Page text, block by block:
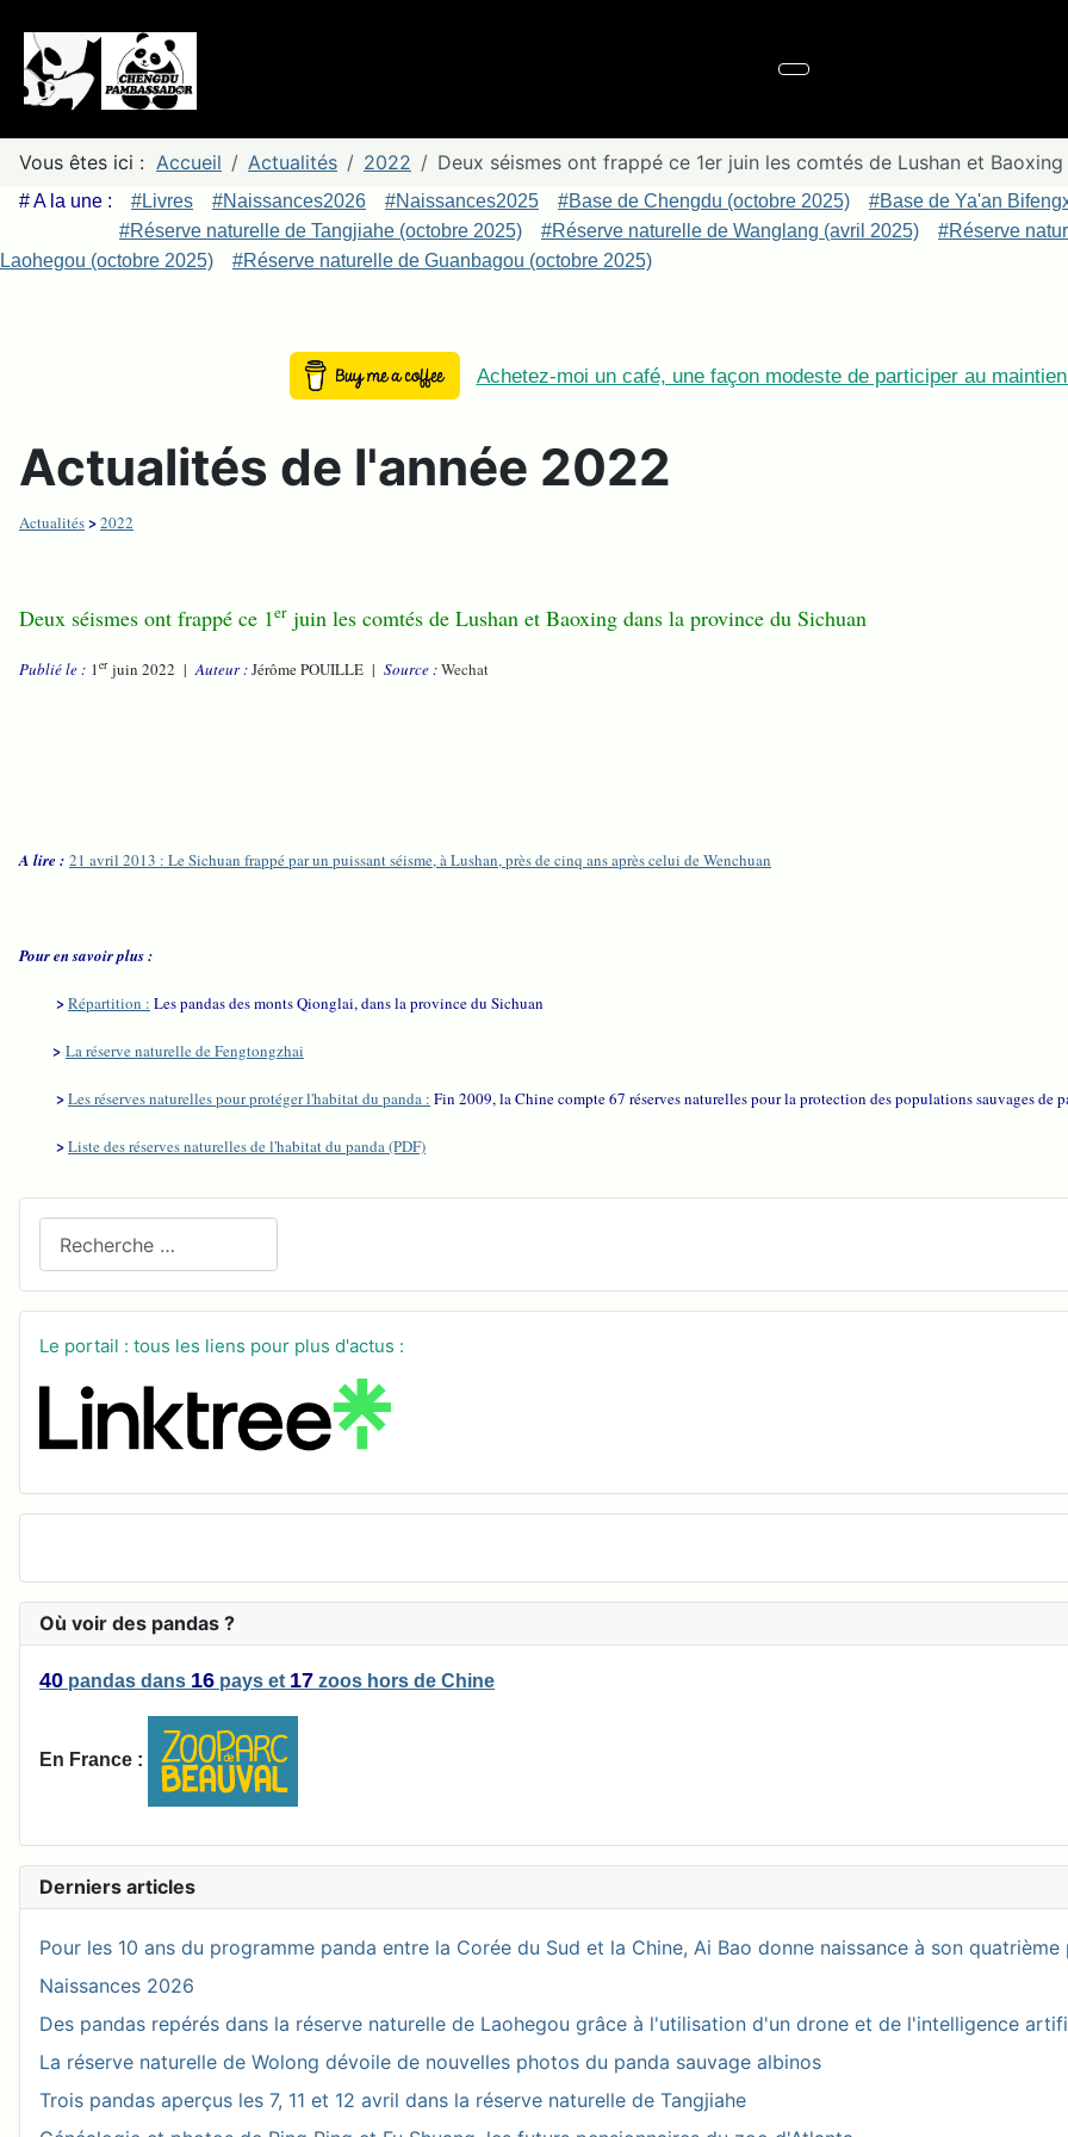
Vous êtes ici : Accueil Actualités 2022 Deux séismes ont frappé ce 1er juin les comtés de Lushan et
# A la une : #Livres #Naissances2026 #Naissances2025 #Base de Chengdu (octobre 2025)
#Base de Ya'an
#Réserve naturelle de Tangjiahe (octobre 2025)
#Réserve naturelle de Wanglang (avril 2025) #Réserve
Laohegou (octobre 2025)
#Réserve naturelle de Guanbagou (octobre 2025)
Le portail : tous les liens pour plus d'actus :
Où voir des pandas ?
40 pandas dans 16 pays et 17 zoos hors de Chine
En France :
Derniers articles
Pour les 10 ans du programme panda entre la Corée du Sud et la Chine, Ai Bao donne naissance à son
Naissances 2026
Des pandas repérés dans la réserve naturelle de Laohegou grâce à l'utilisation d'un drone et de l'intelligence
La réserve naturelle de Wolong dévoile de nouvelles photos du panda sauvage albinos
Trois pandas aperçus les 7, 11 et 12 avril dans la réserve naturelle de Tangjiahe
Achetez-moi un café, une façon modeste de participer au
Actualités de l'année 2022
Actualités>2022
Deux séismes ont frappé ce 1er juin les comtés de Lushan et Baoxing dans la province du Sichuan
Publié le : 1erjuin 2022 |Auteur :Jérôme POUILLE | Source :Wechat
A lire : 21 avril 2013 : Le Sichuan frappé par un puissant séisme, à Lushan, près de cinq ans après celui de Wenchuan
Pour en savoir plus :
>Répartition : Les pandas des monts Qionglai, dans la province du Sichuan
> La réserve naturelle de Fengtongzhai
>Les réserves naturelles pour protéger l'habitat du panda : Fin 2009, la Chine compte 67 réserves naturelles pour la protection des populations sauvages de
>Liste des réserves naturelles de l'habitat du panda (PDF)